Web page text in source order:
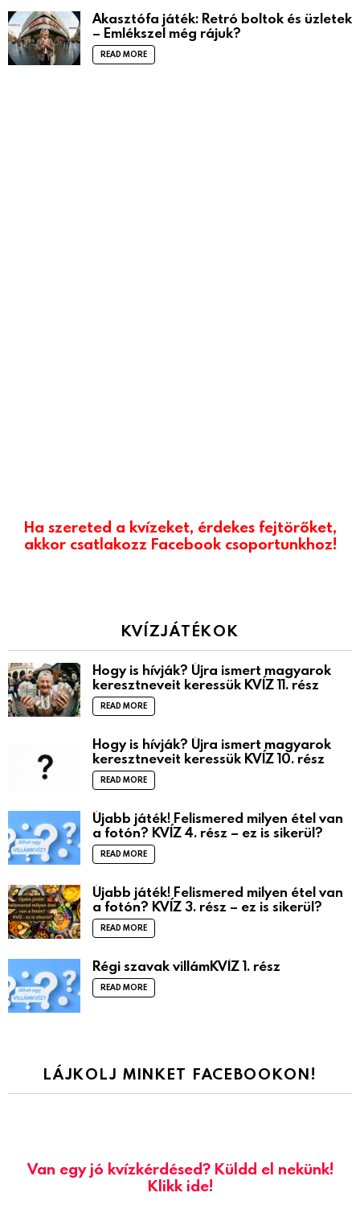
Akasztófa játék: Retró boltok és üzletek
– Emlékszel még rájuk?
READ MORE
Ha szereted a kvízeket, érdekes fejtörőket,
akkor csatlakozz Facebook csoportunkhoz!
KVÍZJÁTÉKOK
Hogy is hívják? Újra ismert magyarok
keresztneveit keressük KVÍZ 11. rész
READ MORE
Hogy is hívják? Újra ismert magyarok
keresztneveit keressük KVÍZ 10. rész
READ MORE
Újabb játék! Felismered milyen étel van
a fotón? KVÍZ 4. rész – ez is sikerül?
READ MORE
Újabb játék! Felismered milyen étel van
a fotón? KVÍZ 3. rész – ez is sikerül?
READ MORE
Régi szavak villámKVÍZ 1. rész
READ MORE
LÁJKOLJ MINKET FACEBOOKON!
Van egy jó kvízkérdésed? Küldd el nekünk!
Klikk ide!